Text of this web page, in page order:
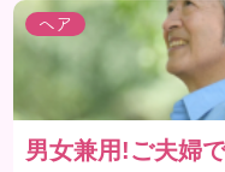
ヘア
男女兼用!ご夫婦